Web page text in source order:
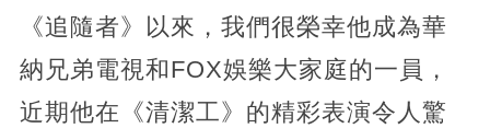
《追隨者》以來，我們很榮幸他成為華
納兄弟電視和FOX娛樂大家庭的一員，
近期他在《清潔工》的精彩表演令人驚